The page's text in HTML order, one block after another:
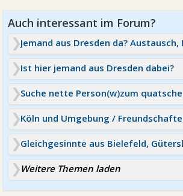
Ist hier jemand aus Dresden dabei?
Weitere Themen laden